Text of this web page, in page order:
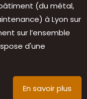
(du métal,
à Lyon sur
sur l’ensemble
d'une
En savoir plus